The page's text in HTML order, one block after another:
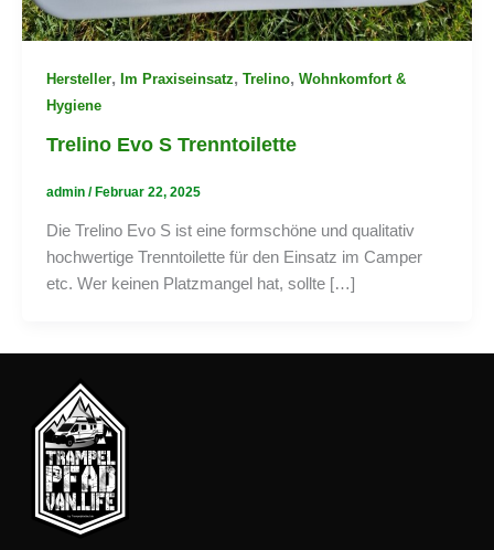
Hersteller, Im Praxiseinsatz, Trelino, Wohnkomfort &
Hygiene
Trelino Evo S Trenntoilette
admin /Februar 22, 2025
Die Trelino Evo S ist eine formschöne und qualitativ
hochwertige Trenntoilette für den Einsatz im Camper
etc. Wer keinen Platzmangel hat, sollte […]